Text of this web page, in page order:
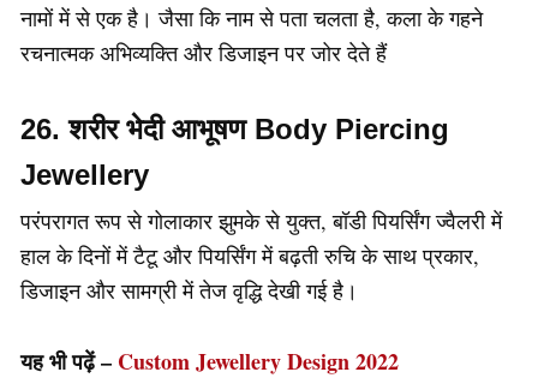
नामों में से एक है। जैसा कि नाम से पता चलता है, कला के गहने
रचनात्मक अभिव्यक्ति और डिजाइन पर जोर देते हैं
26. शरीर भेदी आभूषण Body Piercing
Jewellery
परंपरागत रूप से गोलाकार झुमके से युक्त, बॉडी पियर्सिंग ज्वैलरी में
हाल के दिनों में टैटू और पियर्सिंग में बढ़ती रुचि के साथ प्रकार,
डिजाइन और सामग्री में तेज वृद्धि देखी गई है।
यह भी पढ़ें – Custom Jewellery Design 2022